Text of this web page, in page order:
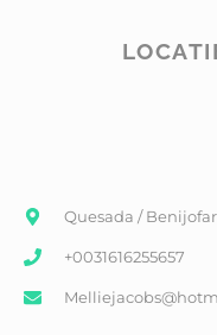
Quesada /
+0031616255657